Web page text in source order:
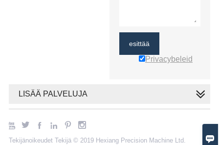

esittää
Privacybeleid
LISÄÄ PALVELUJA
     
Tekijänoikeudet Tekijä © 2019 Hexiang Precision Machine Ltd.